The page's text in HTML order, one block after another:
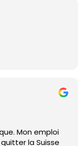
Mon emploi
la Suisse